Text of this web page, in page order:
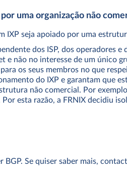
uma organização não
IXP seja apoiado por uma
dos ISP, dos operadores
e não no interesse de um único
os seus membros no que
do IXP e garantam que
não comercial. Por
esta razão, a FRNIX decidiu
Se quiser saber mais,